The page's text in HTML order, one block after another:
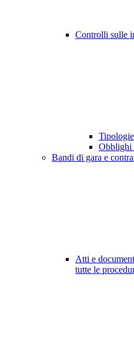
Controlli sulle
Obblighi
Bandi di gara e
Atti e
tutte le